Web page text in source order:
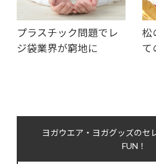
プラスチック問題でレ
ジ袋業界が窮地に
松
て
ヨガウエア・ヨガグッズのセ
FUN！